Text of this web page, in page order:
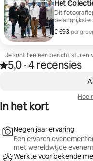
Het
Dit
belangrijkste
merk, je
evenementen.
€ 693 per
€ 693 per groep
,
Je kunt Lee een bericht sturen
5,0 van 5 sterren op basis van
5,0
, ·4 recensies
Hoe
In het kort
Negen jaar ervaring
Een ervaren
met wereldwijde
Werkte voor bekende